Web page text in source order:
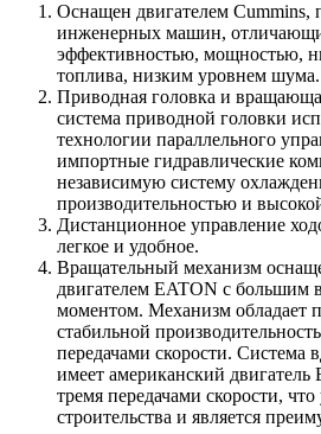
Оснащен двигателем Cummins,
инженерных машин,
эффективностью, мощностью,
топлива, низким уровнем шума.
Приводная головка и
система приводной головки
технологии параллельного
импортные гидравлические
независимую систему
производительностью и
Дистанционное управление
легкое и удобное.
Вращательный механизм
двигателем EATON с большим
моментом. Механизм обладает
стабильной
передачами скорости. Система
имеет американский двигатель
тремя передачами скорости, что
строительства и является